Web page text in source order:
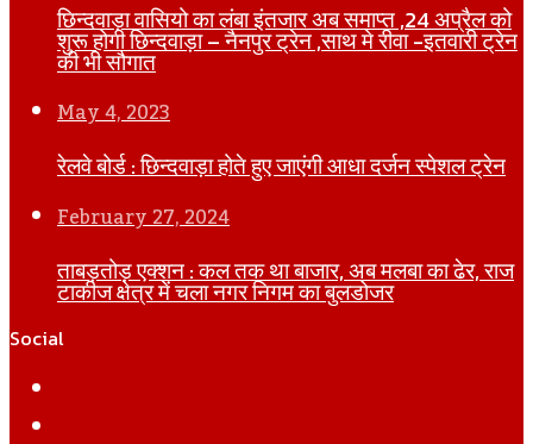
छिन्दवाड़ा वासियो का लंबा इंतजार अब समाप्त ,24 अप्रैल को
शुरू होगी छिन्दवाड़ा – नैनपुर ट्रेन ,साथ मे रीवा -इतवारी ट्रेन
की भी सौगात
May 4, 2023
रेलवे बोर्ड : छिन्दवाड़ा होते हुए जाएंगी आधा दर्जन स्पेशल ट्रेन
February 27, 2024
ताबड़तोड़ एक्शन : कल तक था बाजार, अब मलबा का ढेर, राज
टाकीज क्षेत्र में चला नगर निगम का बुलडोजर
Social